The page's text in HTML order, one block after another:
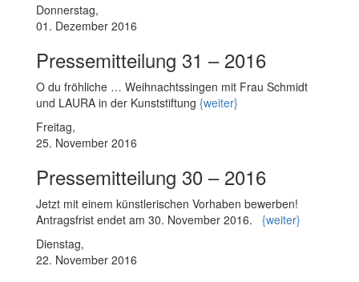
Donnerstag,
01. Dezember 2016
Pressemitteilung 31 – 2016
O du fröhliche … Weihnachtssingen mit Frau Schmidt
und LAURA in der Kunststiftung {weiter}
Freitag,
25. November 2016
Pressemitteilung 30 – 2016
Jetzt mit einem künstlerischen Vorhaben bewerben!
Antragsfrist endet am 30. November 2016. {weiter}
Dienstag,
22. November 2016